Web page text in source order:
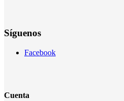
Síguenos
Facebook
Cuenta